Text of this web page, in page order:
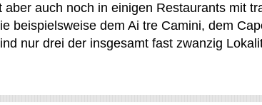
aber auch noch in einigen Restaurants mit
beispielsweise dem Ai tre Camini, dem
nur drei der insgesamt fast zwanzig